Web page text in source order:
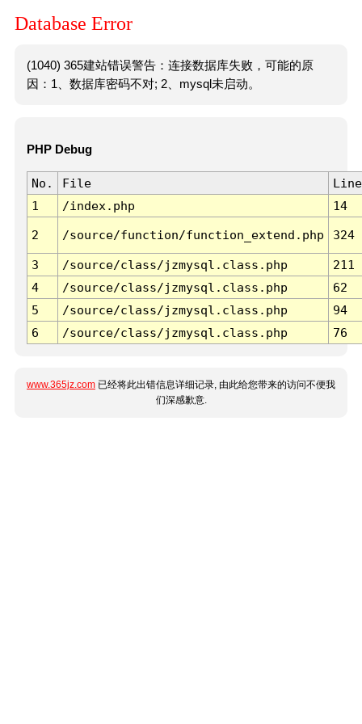
Database Error
(1040) 365建站错误警告：连接数据库失败，可能的原
因：1、数据库密码不对; 2、mysql未启动。
PHP Debug
No. File
Line
1
/index.php 14
2 /source/function/function_extend.php 324
3 /source/class/jzmysql.class.php
211
4
/source/class/jzmysql.class.php
62
5
/source/class/jzmysql.class.php
94
6
/source/class/jzmysql.class.php 76
www.365jz.com 已经将此出错信息详细记录, 由此给您带来的访问不便我
们深感歉意.